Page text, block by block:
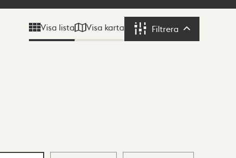
Visa lista Visa karta Filtrera Filtrera